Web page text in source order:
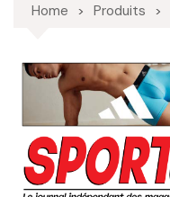
Home Produits